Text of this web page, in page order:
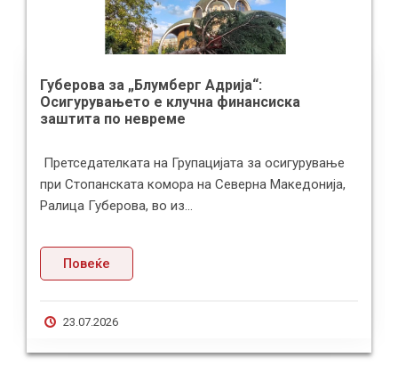
Губерова за „Блумберг Адрија“:
Осигурувањето е клучна финансиска
заштита по невреме
Претседателката на Групацијата за осигурување
при Стопанската комора на Северна Македонија,
Ралица Губерова, во из...
Повеќе
23.07.2026